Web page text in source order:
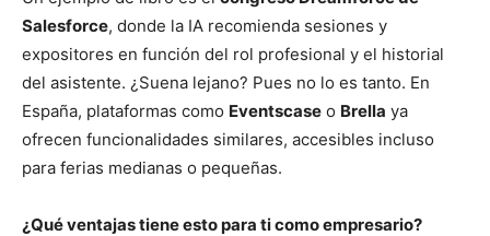
Salesforce, donde la IA recomienda sesiones y
expositores en función del rol profesional y el historial
del asistente. ¿Suena lejano? Pues no lo es tanto. En
España, plataformas como Eventscase o Brella ya
ofrecen funcionalidades similares, accesibles incluso
para ferias medianas o pequeñas.
¿Qué ventajas tiene esto para ti como empresario?